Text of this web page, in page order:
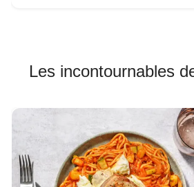
Les incontournables